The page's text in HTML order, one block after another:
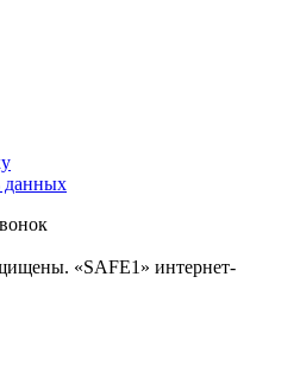
данных
«SAFE1» интернет-